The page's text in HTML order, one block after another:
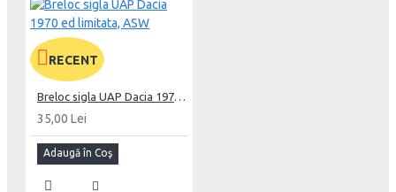
RECENT
35,00 Lei
Adaugă în Coş